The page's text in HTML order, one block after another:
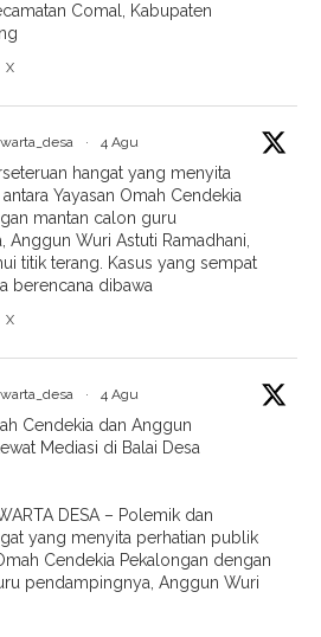
Comal, Kabupaten
X
· 4 Agu
hangat yang menyita
Yayasan Omah Cendekia
mantan calon guru
Anggun Wuri Astuti Ramadhani,
titik terang. Kasus yang sempat
berencana dibawa
X
· 4 Agu
Cendekia dan Anggun
Mediasi di Balai Desa
DESA – Polemik dan
yang menyita perhatian publik
Cendekia Pekalongan dengan
pendampingnya, Anggun Wuri